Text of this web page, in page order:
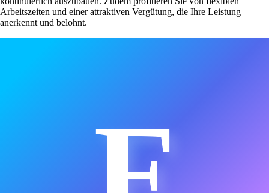
Arbeitszeiten und einer attraktiven Vergütung, die Ihre Leistung
anerkennt und belohnt.